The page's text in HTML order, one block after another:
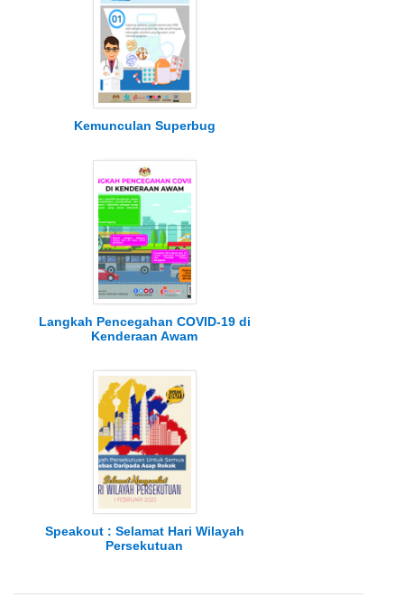
Kemunculan Superbug
Langkah Pencegahan COVID-19 di
Kenderaan Awam
Speakout : Selamat Hari Wilayah
Persekutuan